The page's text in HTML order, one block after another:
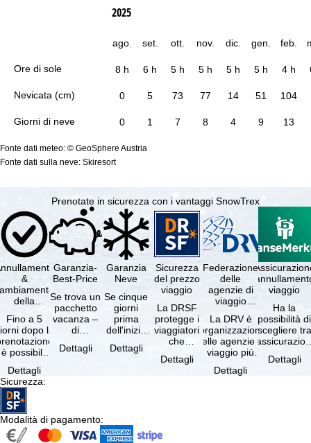
Ore di sole
Nevicata (cm)
Giorni di neve
2025
ago. set. ott. nov. dic. gen. feb.
8 h 6 h 5 h 5 h 5 h 5 h 4 h
0 5 73 77 14 51 104
0 1 7 8 4 9 13
Fonte dati meteo: © GeoSphere Austria
Fonte dati sulla neve: Skiresort
Prenotate in sicurezza con i vantaggi SnowTrex
&
della
gratuiti
Fino a 5
dopo la
è possibile
il …
Dettagli
Garanzia-
Best-Price
Se trova un
pacchetto
vacanza –
di
e servizi
Dettagli
Garanzia
Neve
Se cinque
giorni
prima
dell'inizio
soggiorno
Dettagli
Sicurezza
del prezzo
viaggio
La DRSF
protegge i
viaggiatori
che
un
Dettagli
Federazione
delle
agenzie di
viaggio
La DRV è
l'organizzazione
delle agenzie di
viaggio più
Germania.
Dettagli
viaggio
Ha la
possibilità di
scegliere tra
viaggio
Dettagli
Sicurezza:
Modalità di pagamento: